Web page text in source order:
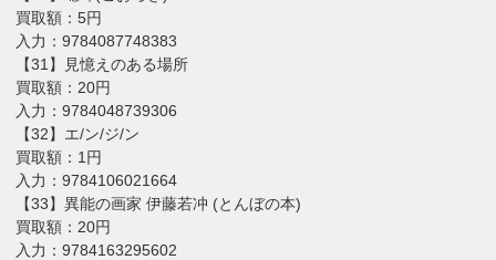
買取額：5円
入力：9784087748383
【31】見憶えのある場所
買取額：20円
入力：9784048739306
【32】エ/ン/ジ/ン
買取額：1円
入力：9784106021664
【33】異能の画家 伊藤若冲 (とんぼの本)
買取額：20円
入力：9784163295602